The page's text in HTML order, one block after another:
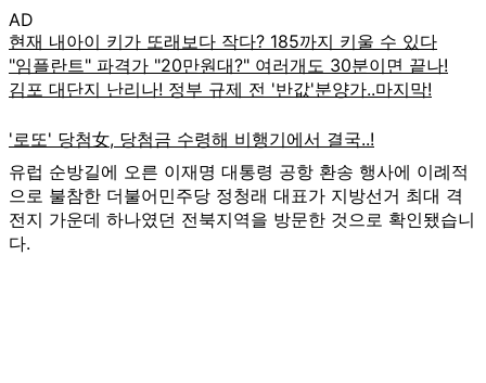
AD
유럽 순방길에 오른 이재명 대통령 공항 환송 행사에 이례적
으로 불참한 더불어민주당 정청래 대표가 지방선거 최대 격
전지 가운데 하나였던 전북지역을 방문한 것으로 확인됐습니
다.